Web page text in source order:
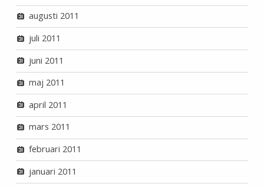
augusti 2011
juli 2011
juni 2011
maj 2011
april 2011
mars 2011
februari 2011
januari 2011